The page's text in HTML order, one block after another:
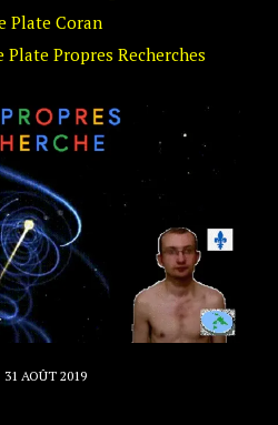
Plate Coran
Plate Propres Recherches
31 AOÛT 2019